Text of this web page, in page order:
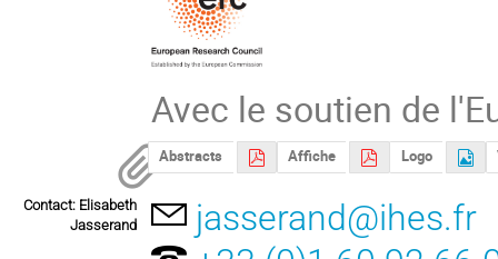
Avec le soutien de
Abstracts Affiche Logo
Contact: Elisabeth
Jasserand
jasserand@ihes.fr